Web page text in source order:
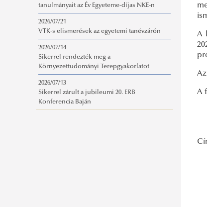
tanulmányait az Év Egyeteme-díjas NKE-n
2026/07/21
VTK-s elismerések az egyetemi tanévzárón
2026/07/14
Sikerrel rendezték meg a
Környezettudományi Terepgyakorlatot
2026/07/13
Sikerrel zárult a jubileumi 20. ERB
Konferencia Baján
A
A